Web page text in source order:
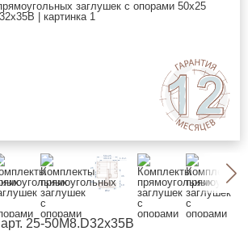
арт. 25-50M8.D32x35B